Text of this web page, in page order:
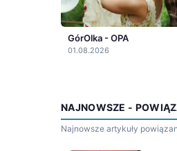
GórOlka - OPA
01.08.2026
NAJNOWSZE -
Najnowsze artykuły